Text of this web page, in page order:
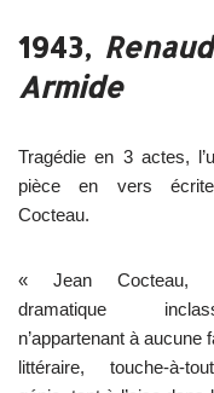
1943,
Armide
Tragédie en 3 actes,
pièce en vers
Cocteau.
« Jean Cocteau,
dramatique
n’appartenant à aucune
littéraire, touche-à-